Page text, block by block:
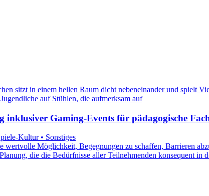
Gaming-Events für pädagogische
Kultur • Sonstiges
wertvolle Möglichkeit, Begegnungen zu schaffen, Barrieren
die die Bedürfnisse aller Teilnehmenden konsequent in